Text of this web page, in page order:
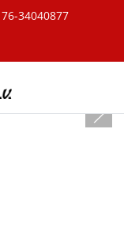
34040877